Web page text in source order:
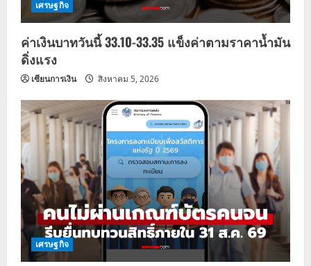
o
n
เศรษฐกิจ
ค่าเงินบาทวันนี้ 33.10-33.35 แข็งค่าตามราคาน้ำมัน
ดิ่งแรง
เซียนการเงิน สิงหาคม 5, 2026
เศรษฐกิจ